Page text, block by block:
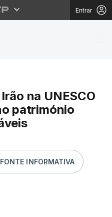
Entrar
do
na UNESCO
património
INFORMATIVA